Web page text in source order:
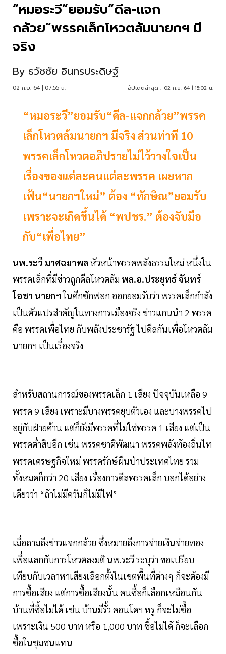
“หมอระวี”ยอมรับ“ดีล-แจก
กล้วย”พรรคเล็กโหวตล้มนายกฯ มี
จริง
By ธวัชชัย อินทรประดิษฐ์
02 ก.ย. 64 | 07:55 น. อัปเดตล่าสุด : 02 ก.ย. 64 | 15:02 น.
“หมอระวี”ยอมรับ“ดีล-แจกกล้วย”พรรค
เล็กโหวตล้มนายกฯ มีจริง ส่วนท่าที 10
พรรคเล็กโหวตอภิปรายไม่ไว้วางใจเป็น
เรื่องของแต่ละคนแต่ละพรรค เผยหาก
เฟ้น“นายกฯใหม่” ต้อง “ทักษิณ”ยอมรับ
เพราะจะเกิดขึ้นได้ “พปชร.” ต้องจับมือ
กับ“เพื่อไทย”
นพ.ระวี มาศฉมาพล หัวหน้าพรรคพลังธรรมใหม่ หนึ่งใน
พรรคเล็กที่มีข่าวถูกดีลโหวตล้ม พล.อ.ประยุทธ์ จันทร์
โอชา นายกฯในศึกซักฟอก ออกยอมรับว่า พรรคเล็กกำลัง
เป็นตัวแปรสำคัญในทางการเมืองจริง ข่าวแกนนำ 2 พรรค
คือ พรรคเพื่อไทย กับพลังประชารัฐ ไปดีลกันเพื่อโหวตล้ม
นายกฯ เป็นเรื่องจริง
สำหรับสถานการณ์ของพรรคเล็ก 1 เสียง ปัจจุบันเหลือ 9
พรรค 9 เสียง เพราะมีบางพรรคยุบตัวเอง และบางพรรคไป
อยู่กับฝ่ายค้าน แต่ก็ยังมีพรรคที่ไม่ใช่พรรค 1 เสียง แต่เป็น
พรรคต่ำสิบอีก เช่น พรรคชาติพัฒนา พรรคพลังท้องถิ่นไท
พรรคเศรษฐกิจใหม่ พรรครักษ์ผืนป่าประเทศไทย รวม
ทั้งหมดก็กว่า 20 เสียง เรื่องการดีลพรรคเล็ก บอกได้อย่าง
เดียวว่า “ถ้าไม่มีควันก็ไม่มีไฟ”
เมื่อถามถึงข่าวแจกกล้วย ซึ่งหมายถึงการจ่ายเงินจ่ายทอง
เพื่อแลกกับการโหวตลงมติ นพ.ระวี ระบุว่า ขอเปรียบ
เทียบกับเวลาหาเสียงเลือกตั้งในเขตพื้นที่ต่างๆ ก็จะต้องมี
การซื้อเสียง แต่การซื้อเสียงนั้น คนซื้อก็เลือกเหมือนกัน
บ้านที่ซื้อไม่ได้ เช่น บ้านมีรั้ว คอนโดฯ หรู ก็จะไม่ซื้อ
เพราะเงิน 500 บาท หรือ 1,000 บาท ซื้อไม่ได้ ก็จะเลือก
ซื้อในชุมชนแทน